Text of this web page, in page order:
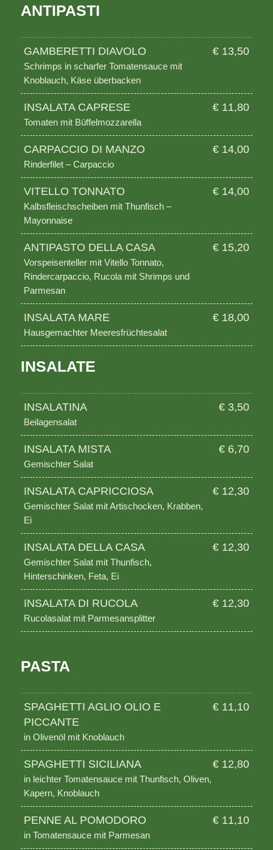
ANTIPASTI
GAMBERETTI DIAVOLO € 13,50
Schrimps in scharfer Tomatensauce mit
Knoblauch, Käse überbacken
INSALATA CAPRESE € 11,80
Tomaten mit Büffelmozzarella
CARPACCIO DI MANZO € 14,00
Rinderfilet – Carpaccio
VITELLO TONNATO € 14,00
Kalbsfleischscheiben mit Thunfisch –
Mayonnaise
ANTIPASTO DELLA CASA € 15,20
Vorspeisenteller mit Vitello Tonnato,
Rindercarpaccio, Rucola mit Shrimps und
Parmesan
INSALATA MARE € 18,00
Hausgemachter Meeresfrüchtesalat
INSALATE
INSALATINA € 3,50
Beilagensalat
INSALATA MISTA € 6,70
Gemischter Salat
INSALATA CAPRICCIOSA € 12,30
Gemischter Salat mit Artischocken, Krabben,
Ei
INSALATA DELLA CASA € 12,30
Gemischter Salat mit Thunfisch,
Hinterschinken, Feta, Ei
INSALATA DI RUCOLA € 12,30
Rucolasalat mit Parmesansplitter
PASTA
SPAGHETTI AGLIO OLIO E
PICCANTE
€ 11,10
in Olivenöl mit Knoblauch
SPAGHETTI SICILIANA € 12,80
in leichter Tomatensauce mit Thunfisch, Oliven,
Kapern, Knoblauch
PENNE AL POMODORO € 11,10
in Tomatensauce mit Parmesan